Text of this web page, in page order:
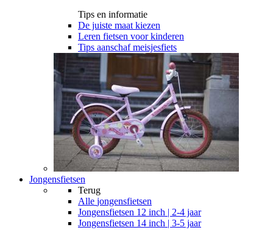
Tips en informatie
De juiste maat kiezen
Leren fietsen voor kinderen
Tips aanschaf meisjesfiets
Jongensfietsen
Terug
Alle jongensfietsen
Jongensfietsen 12 inch | 2-4 jaar
Jongensfietsen 14 inch | 3-5 jaar